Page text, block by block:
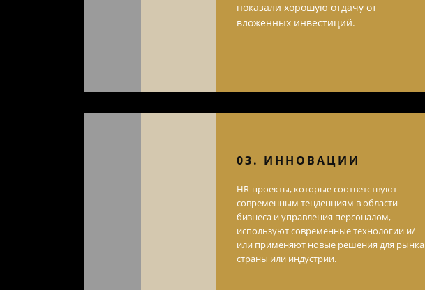
показали хорошую отдачу от
вложенных инвестиций.
03. ИННОВАЦИИ
HR-проекты, которые соответствуют
современным тенденциям в области
бизнеса и управления персоналом,
используют современные технологии и/
или применяют новые решения для рынка
страны или индустрии.